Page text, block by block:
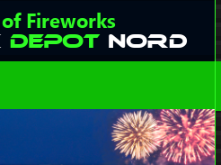
Fireworks
DEPOT NORD